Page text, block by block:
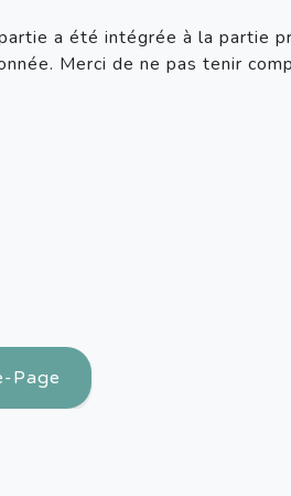
a été intégrée à la partie
Merci de ne pas tenir
Page